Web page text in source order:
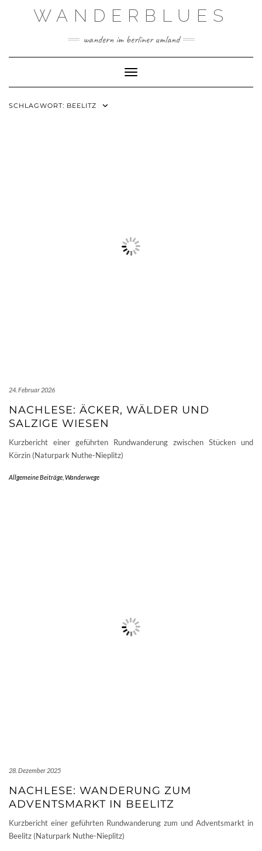
WANDERBLUES
wandern im berliner umland
Toggle Navigation
SCHLAGWORT: BEELITZ
24. Februar 2026
NACHLESE: ÄCKER, WÄLDER UND
SALZIGE WIESEN
Kurzbericht einer geführten Rundwanderung zwischen Stücken und
Körzin (Naturpark Nuthe-Nieplitz)
Allgemeine Beiträge Wanderwege
28. Dezember 2025
NACHLESE: WANDERUNG ZUM
ADVENTSMARKT IN BEELITZ
Kurzbericht einer geführten Rundwanderung zum und Adventsmarkt in
Beelitz (Naturpark Nuthe-Nieplitz)